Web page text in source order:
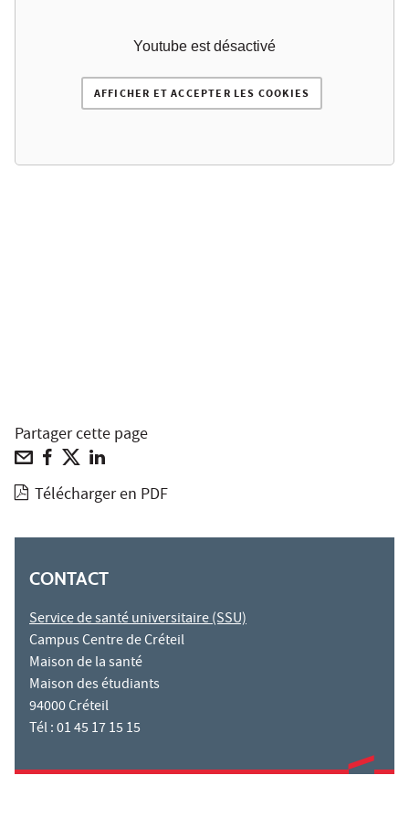
Youtube est désactivé
AFFICHER ET ACCEPTER LES COOKIES
Partager cette page
Télécharger en PDF
CONTACT
Service de santé universitaire (SSU)
Campus Centre de Créteil
Maison de la santé
Maison des étudiants
94000 Créteil
Tél : 01 45 17 15 15